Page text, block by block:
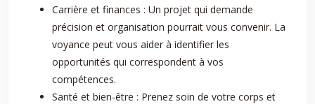
Carrière et finances : Un projet qui demande
précision et organisation pourrait vous convenir. La
voyance peut vous aider à identifier les
opportunités qui correspondent à vos
compétences.
Santé et bien-être : Prenez soin de votre corps et